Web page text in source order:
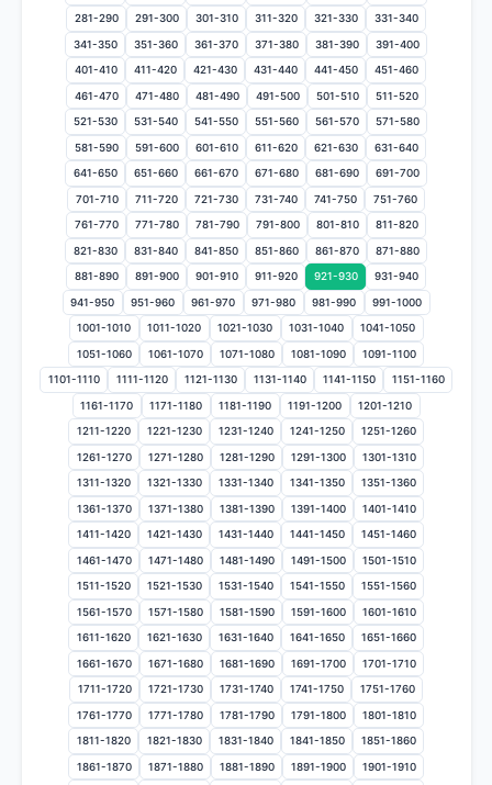
281-290 291-300 301-310 311-320 321-330 331-340
341-350 351-360 361-370 371-380 381-390 391-400
401-410 411-420 421-430 431-440 441-450 451-460
461-470 471-480 481-490 491-500 501-510 511-520
521-530 531-540 541-550 551-560 561-570 571-580
581-590 591-600 601-610 611-620 621-630 631-640
641-650 651-660 661-670 671-680 681-690 691-700
701-710 711-720 721-730 731-740 741-750 751-760
761-770 771-780 781-790 791-800 801-810 811-820
821-830 831-840 841-850 851-860 861-870 871-880
881-890 891-900 901-910 911-920 921-930 931-940
941-950 951-960 961-970 971-980 981-990 991-1000
1001-1010 1011-1020 1021-1030 1031-1040 1041-1050
1051-1060 1061-1070 1071-1080 1081-1090 1091-1100
1101-1110 1111-1120 1121-1130 1131-1140 1141-1150 1151-1160
1161-1170 1171-1180 1181-1190 1191-1200 1201-1210
1211-1220 1221-1230 1231-1240 1241-1250 1251-1260
1261-1270 1271-1280 1281-1290 1291-1300 1301-1310
1311-1320 1321-1330 1331-1340 1341-1350 1351-1360
1361-1370 1371-1380 1381-1390 1391-1400 1401-1410
1411-1420 1421-1430 1431-1440 1441-1450 1451-1460
1461-1470 1471-1480 1481-1490 1491-1500 1501-1510
1511-1520 1521-1530 1531-1540 1541-1550 1551-1560
1561-1570 1571-1580 1581-1590 1591-1600 1601-1610
1611-1620 1621-1630 1631-1640 1641-1650 1651-1660
1661-1670 1671-1680 1681-1690 1691-1700 1701-1710
1711-1720 1721-1730 1731-1740 1741-1750 1751-1760
1761-1770 1771-1780 1781-1790 1791-1800 1801-1810
1811-1820 1821-1830 1831-1840 1841-1850 1851-1860
1861-1870 1871-1880 1881-1890 1891-1900 1901-1910